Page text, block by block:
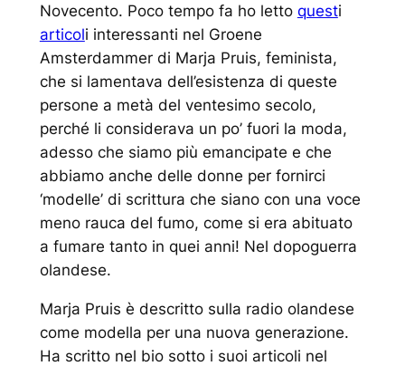
Novecento. Poco tempo fa ho letto questi
articoli interessanti nel Groene
Amsterdammer di Marja Pruis, feminista,
che si lamentava dell’esistenza di queste
persone a metà del ventesimo secolo,
perché li considerava un po’ fuori la moda,
adesso che siamo più emancipate e che
abbiamo anche delle donne per fornirci
‘modelle’ di scrittura che siano con una voce
meno rauca del fumo, come si era abituato
a fumare tanto in quei anni! Nel dopoguerra
olandese.
Marja Pruis è descritto sulla radio olandese
come modella per una nuova generazione.
Ha scritto nel bio sotto i suoi articoli nel